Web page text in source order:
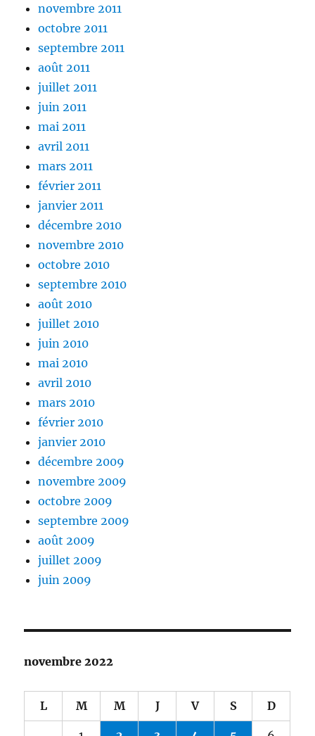
novembre 2011
octobre 2011
septembre 2011
août 2011
juillet 2011
juin 2011
mai 2011
avril 2011
mars 2011
février 2011
janvier 2011
décembre 2010
novembre 2010
octobre 2010
septembre 2010
août 2010
juillet 2010
juin 2010
mai 2010
avril 2010
mars 2010
février 2010
janvier 2010
décembre 2009
novembre 2009
octobre 2009
septembre 2009
août 2009
juillet 2009
juin 2009
novembre 2022
L M M J V S D